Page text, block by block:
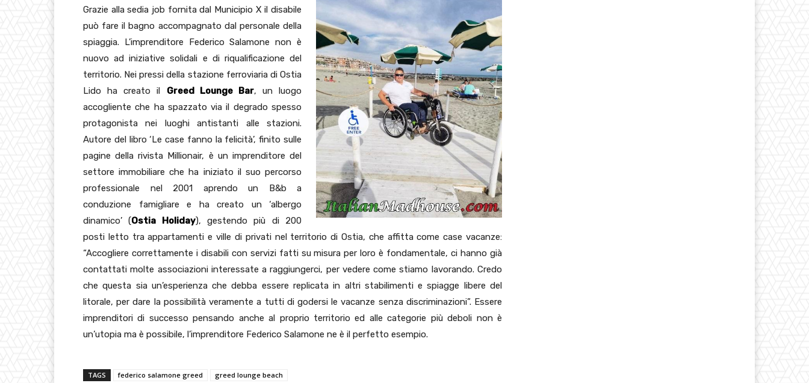
Grazie alla sedia job fornita dal Municipio X il disabile
può fare il bagno accompagnato dal personale della
spiaggia. L’imprenditore Federico Salamone non è
nuovo ad iniziative solidali e di riqualificazione del
territorio. Nei pressi della stazione ferroviaria di Ostia
Lido ha creato il Greed Lounge Bar, un luogo
accogliente che ha spazzato via il degrado spesso
protagonista nei luoghi antistanti alle stazioni.
Autore del libro ‘Le case fanno la felicità’, finito sulle
pagine della rivista Millionair, è un imprenditore del
settore immobiliare che ha iniziato il suo percorso
professionale nel 2001 aprendo un B&b a
conduzione famigliare e ha creato un ‘albergo
dinamico’ (Ostia Holiday), gestendo più di 200
posti letto tra appartamenti e ville di privati nel territorio di Ostia, che affitta come case vacanze:
“Accogliere correttamente i disabili con servizi fatti su misura per loro è fondamentale, ci hanno già
contattati molte associazioni interessate a raggiungerci, per vedere come stiamo lavorando. Credo
che questa sia un’esperienza che debba essere replicata in altri stabilimenti e spiagge libere del
litorale, per dare la possibilità veramente a tutti di godersi le vacanze senza discriminazioni”. Essere
imprenditori di successo pensando anche al proprio territorio ed alle categorie più deboli non è
un’utopia ma è possibile, l’imprenditore Federico Salamone ne è il perfetto esempio.
TAGS federico salamone greed greed lounge beach